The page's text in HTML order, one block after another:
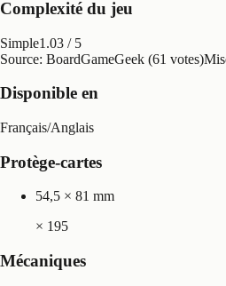
Complexité du jeu
Simple1.03 / 5
Source: BoardGameGeek (61 votes)
Disponible en
Français/Anglais
Protège-cartes
54,5 × 81 mm
× 195
Mécaniques